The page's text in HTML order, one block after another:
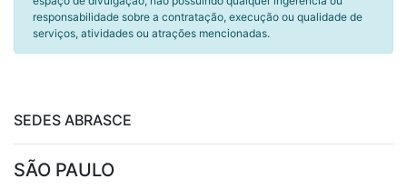
responsabilidade sobre a contratação, execução ou qualidade de
serviços, atividades ou atrações mencionadas.
SEDES ABRASCE
SÃO PAULO